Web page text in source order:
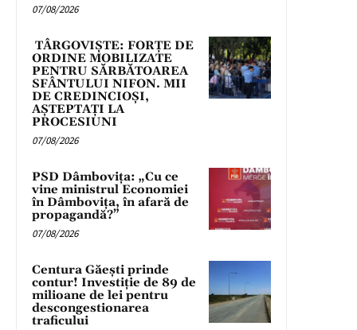
07/08/2026
TÂRGOVIȘTE: FORȚE DE
ORDINE MOBILIZATE
PENTRU SĂRBĂTOAREA
SFÂNTULUI NIFON. MII
DE CREDINCIOȘI,
AȘTEPTAȚI LA
PROCESIUNI
07/08/2026
PSD Dâmbovița: „Cu ce
vine ministrul Economiei
în Dâmbovița, în afară de
propagandă?”
07/08/2026
Centura Găești prinde
contur! Investiție de 89 de
milioane de lei pentru
descongestionarea
traficului